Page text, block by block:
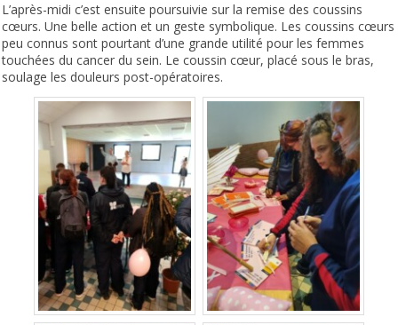
L’après-midi c’est ensuite poursuivie sur la remise des coussins
cœurs. Une belle action et un geste symbolique. Les coussins cœurs
peu connus sont pourtant d’une grande utilité pour les femmes
touchées du cancer du sein. Le coussin cœur, placé sous le bras,
soulage les douleurs post-opératoires.